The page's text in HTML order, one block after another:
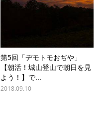
第5回「ヂモトモおぢや」
【朝活！城山登山で朝日を見
よう！】で...
2018.09.10